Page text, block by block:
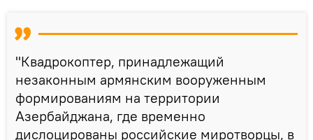
"Квадрокоптер, принадлежащий
незаконным армянским вооруженным
формированиям на территории
Азербайджана, где временно
дислоцированы российские миротворцы, в